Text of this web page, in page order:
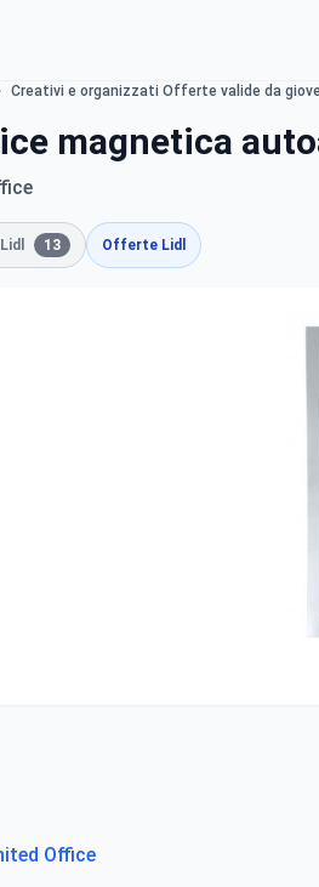
Creativi e organizzati Offerte valide da
magnetica
13 Offerte Lidl
Office